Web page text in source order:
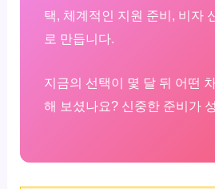
택, 체계적인 지원 준비, 비자
로 만듭니다.
지금의 선택이 몇 달 뒤 어떤
해 보셨나요? 신중한 준비가